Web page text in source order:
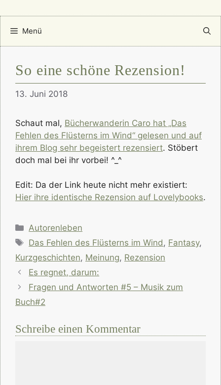
Menü
So eine schöne Rezension!
13. Juni 2018
Schaut mal, Bücherwanderin Caro hat „Das
Fehlen des Flüsterns im Wind“ gelesen und auf
ihrem Blog sehr begeistert rezensiert. Stöbert
doch mal bei ihr vorbei! ^_^
Edit: Da der Link heute nicht mehr existiert:
Hier ihre identische Rezension auf Lovelybooks.
Kategorien
Autorenleben
Schlagwörter
Das Fehlen des Flüsterns im Wind, Fantasy,
Kurzgeschichten, Meinung, Rezension
Es regnet, darum:
Fragen und Antworten #5 – Musik zum
Buch#2
Schreibe einen Kommentar